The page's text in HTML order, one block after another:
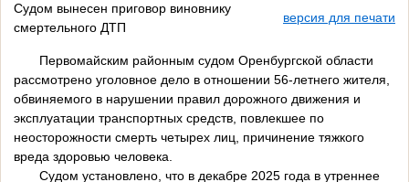
Судом вынесен приговор виновнику
смертельного ДТП
версия для печати
Первомайским районным судом Оренбургской области
рассмотрено уголовное дело в отношении 56-летнего жителя,
обвиняемого в нарушении правил дорожного движения и
эксплуатации транспортных средств, повлекшее по
неосторожности смерть четырех лиц, причинение тяжкого
вреда здоровью человека.
Судом установлено, что в декабре 2025 года в утреннее